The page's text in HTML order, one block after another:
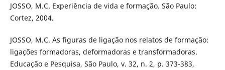
JOSSO, M.C. Experiência de vida e formação. São Paulo:
Cortez, 2004.
JOSSO, M.C. As figuras de ligação nos relatos de formação:
ligações formadoras, deformadoras e transformadoras.
Educação e Pesquisa, São Paulo, v. 32, n. 2, p. 373-383,